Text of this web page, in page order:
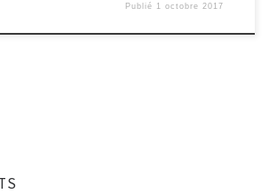
Publié 1 octobre 2017